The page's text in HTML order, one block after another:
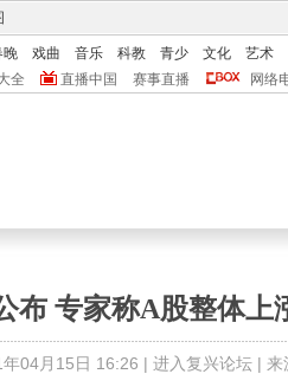
晚 戏曲 音乐 科教 青少 文化
艺术
全 直播中国 赛事直播 网络
布 专家称A股整体上
04月15日 16:26 | 进入复兴论坛| 来